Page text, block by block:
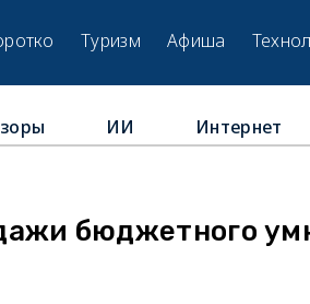
Туризм Афиша
ИИ Интернет
бюджетного